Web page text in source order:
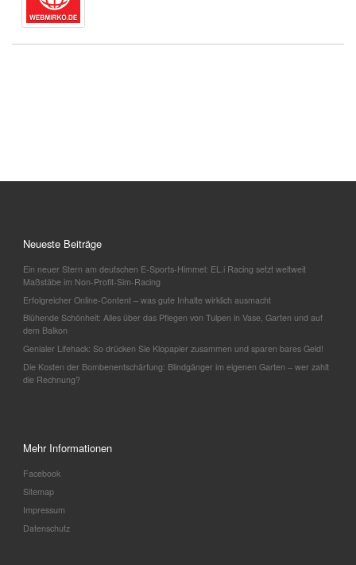
Neueste Beiträge
Ein neuer Stern am deutschen E-Sports-Himmel: EL.i Racing setzt weltweit
Maßstäbe im Non-Profit-Sim-Racing
Erfolgreicher Online-Content – was gute Inhalte wirklich ausmacht
Blühende Schönheit: Alles über das Pflegen von Tulpen in Vase, Garten und auf
dem Balkon
Genialer Lifehack: So drücken Sie Klopapier zusammen und sparen bares Geld!
Die Kosten der Bombenentschärfung: Blindgänger im eigenen Garten – wer zahlt
die Rechnung?
Mehr Informationen
Facebook
Sitemap
Impressum
Datenschutz